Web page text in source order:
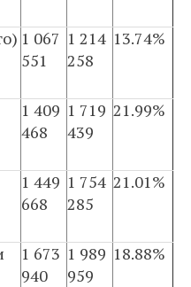
1 067
551
1 214
258
13.74%
1 409
468
1 719
439
21.99%
1 449
668
1 754
285
21.01%
1 673
940
1 989
959
18.88%